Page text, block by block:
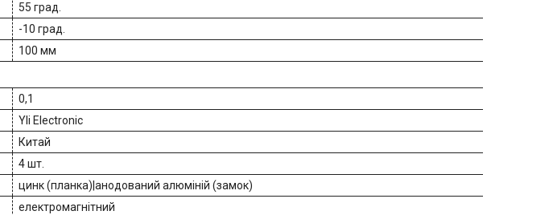
55 град.
-10 град.
100 мм
0,1
Yli Electronic
Китай
4 шт.
цинк (планка)|анодований алюміній (замок)
електромагнітний